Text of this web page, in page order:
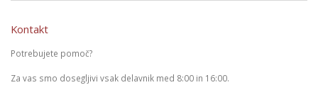
Kontakt
Potrebujete pomoč?
Za vas smo dosegljivi vsak delavnik med 8:00 in 16:00.